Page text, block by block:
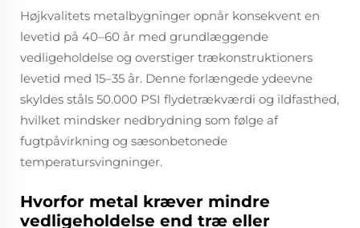
Højkvalitets metalbygninger opnår konsekvent en
levetid på 40–60 år med grundlæggende
vedligeholdelse og overstiger trækonstruktioners
levetid med 15–35 år. Denne forlængede ydeevne
skyldes ståls 50.000 PSI flydetrækværdi og ildfasthed,
hvilket mindsker nedbrydning som følge af
fugtpåvirkning og sæsonbetonede
temperatursvingninger.
Hvorfor metal kræver mindre
vedligeholdelse end træ eller